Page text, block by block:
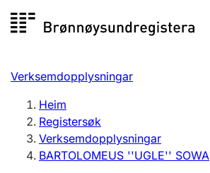
til
Registersøk
Aksjeselskap
Enkeltpersonføretak
Registrere, endre, slette
Verksemdopplysningar
Heim
Registersøk
Verksemdopplysningar
BARTOLOMEUS ''UGLE'' SOWA